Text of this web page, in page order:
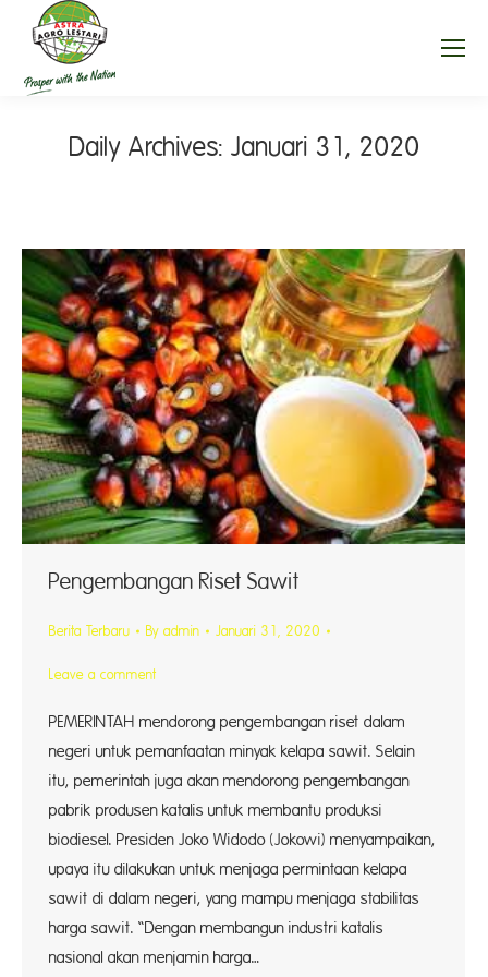
Daily Archives: Januari 31, 2020
Pengembangan Riset Sawit
Berita Terbaru By admin Januari 31, 2020
Leave a comment
PEMERINTAH mendorong pengembangan riset dalam
negeri untuk pemanfaatan minyak kelapa sawit. Selain
itu, pemerintah juga akan mendorong pengembangan
pabrik produsen katalis untuk membantu produksi
biodiesel. Presiden Joko Widodo (Jokowi) menyampaikan,
upaya itu dilakukan untuk menjaga permintaan kelapa
sawit di dalam negeri, yang mampu menjaga stabilitas
harga sawit. “Dengan membangun industri katalis
nasional akan menjamin harga…